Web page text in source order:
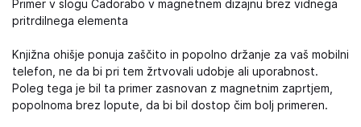
Primer v slogu Cadorabo v magnetnem dizajnu brez vidnega
pritrdilnega elementa
Knjižna ohišje ponuja zaščito in popolno držanje za vaš mobilni
telefon, ne da bi pri tem žrtvovali udobje ali uporabnost.
Poleg tega je bil ta primer zasnovan z magnetnim zaprtjem,
popolnoma brez lopute, da bi bil dostop čim bolj primeren.